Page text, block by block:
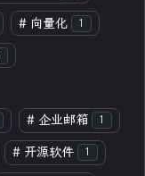
# 向量化 1
# 企业邮箱 1
# 开源软件 1